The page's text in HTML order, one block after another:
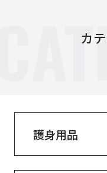
カ
護身用品